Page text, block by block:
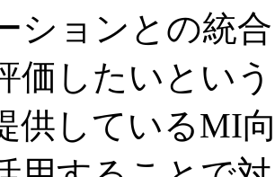
ションとの統
価したいとい
供しているMI